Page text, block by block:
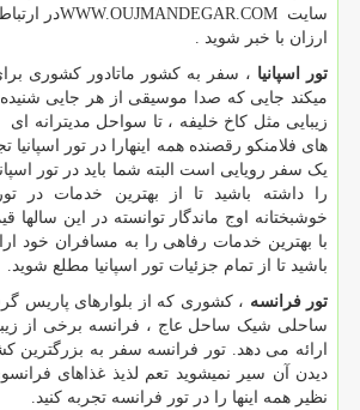
سایت WWW.OUJMANDEGAR.COMدر
ارزان با خبر شوید .
تور اسپانیا ، سفر به کشور ماتادور کشوری
میکند جایی که صدا موسیقی از هر جایی
زیبایی مثل کاخ خلیفه ، تا سواحل مدیترانه ای
های فلامنکو رقصنده همه اینهارا در تور اسپانیا
یک سفر رویایی است البته شما باید در تور
را داشته باشید تا از بهترین خدمات در تور
خوشبختانه اوج ماندگار توانسته در این سالها
با بهترین خدمات رفاهی را به مسافران خود
باشید تا از تمام جزئیات تور اسپانیا مطلع شوید.
تور فرانسه ، کشوری که از بلوارهای پاریس
ساحلی شیک ساحل عاج ، فرانسه برخی از
ارائه می دهد. تور فرانسه سفر به بزرگترین
دیدن آن سیر نمیشوید تعم لذیذ غذاهای
نظیر همه اینها را در تور فرانسه تجربه کنید.